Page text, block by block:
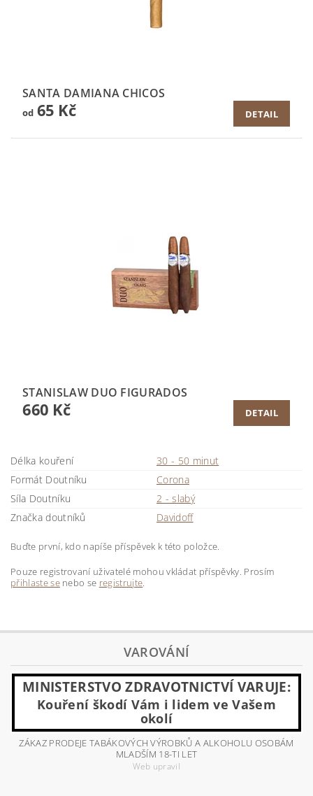
SANTA DAMIANA CHICOS
od65 Kč DETAIL
STANISLAW DUO FIGURADOS
660 Kč DETAIL
Délka kouření
30 - 50 minut
Formát Doutníku
Corona
Síla Doutníku
2 - slabý
Značka doutníků
Davidoff
Buďte první, kdo napíše příspěvek k této položce.
Pouze registrovaní uživatelé mohou vkládat příspěvky. Prosím
přihlaste senebo se registrujte
VAROVÁNÍ
MINISTERSTVO ZDRAVOTNICTVÍ VARUJE:
Kouření škodí Vám i lidem ve Vašem
okolí
ZÁKAZ PRODEJE TABÁKOVÝCH VÝROBKŮ A ALKOHOLU OSOBÁM
MLADŠÍM 18-TI LET
Web upravil